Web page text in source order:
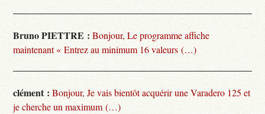
Bruno PIETTRE : Bonjour, Le programme affiche
maintenant « Entrez au minimum 16 valeurs (…)
clément : Bonjour, Je vais bientôt acquérir une Varadero 125 et
je cherche un maximum (…)